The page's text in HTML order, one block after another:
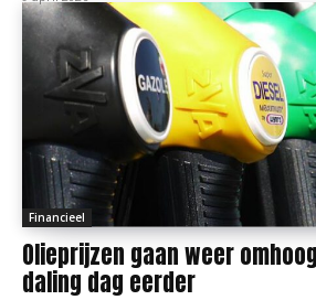
Financieel
Olieprijzen gaan weer
daling dag eerder